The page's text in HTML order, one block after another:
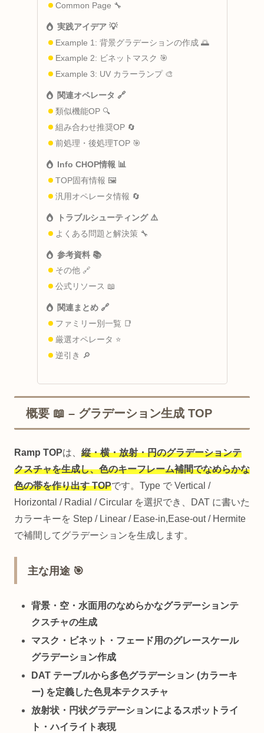
Common Page 🔧
実践アイデア 💡
Example 1: 背景グラデーションの作成 🌅
Example 2: ビネットマスク 🎯
Example 3: UV カラーランプ 🎨
関連オペレータ 🔗
類似機能OP 🔍
組み合わせ推奨OP 🔄
前処理・後処理TOP 🎯
Info CHOP情報 📊
TOP固有情報 🖼️
汎用オペレータ情報 🔄
トラブルシューティング ⚠️
よくある問題と解決策 🔧
参考資料 📚
その他 🔗
公式リソース 📖
関連まとめ 🔗
ファミリー別一覧 📑
厳選オペレータ ⭐
逆引き 🔎
概要 📖 – グラデーション生成 TOP
Ramp TOPは、 縦・横・放射・円のグラデーションテ
クスチャを生成し、色のキーフレーム補間でなめらかな
色の帯を作り出す TOPです。Type で Vertical /
Horizontal / Radial / Circular を選択でき、DAT に書いた
カラーキーを Step / Linear / Ease-in,Ease-out / Hermite
で補間してグラデーションを生成します。
主な用途 🎯
背景・空・水面用のなめらかなグラデーションテ
クスチャの生成
マスク・ビネット・フェード用のグレースケール
グラデーション作成
DAT テーブルから多色グラデーション (カラーキ
ー) を定義した色見本テクスチャ
放射状・円状グラデーションによるスポットライ
ト・ハイライト表現